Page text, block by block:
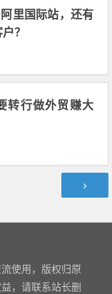
里国际站，还有
？
转行做外贸赚大
使用，版权归原
，请联系站长删